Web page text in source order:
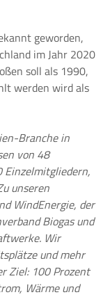
geworden,
im Jahr 2020
soll als 1990,
werden wird als
Branche in
von 48
Einzelmitgliedern,
unseren
WindEnergie, der
Biogas und
Wir
und mehr
Ziel: 100 Prozent
Wärme und